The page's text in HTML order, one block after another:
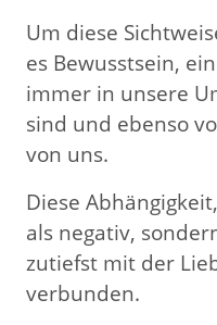
Um diese
es Bewusstsein,
immer in unsere
sind und ebenso
von uns.
Diese
als negativ,
zutiefst mit der
verbunden.